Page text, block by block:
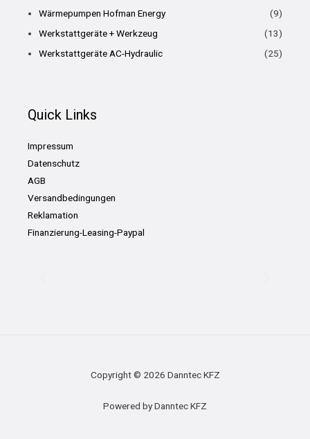
Wärmepumpen Hofman Energy
(9)
Werkstattgeräte + Werkzeug
(13)
Werkstattgeräte AC-Hydraulic
(25)
Quick Links
Impressum
Datenschutz
AGB
Versandbedingungen
Reklamation
Finanzierung-Leasing-Paypal
Copyright © 2026 Danntec KFZ
Powered by Danntec KFZ